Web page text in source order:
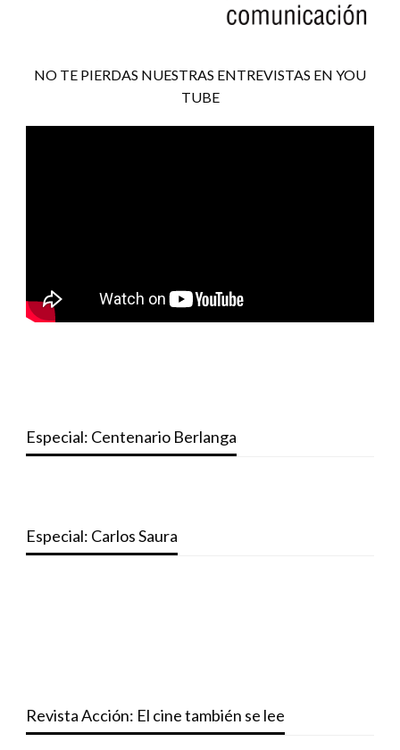
NO TE PIERDAS NUESTRAS ENTREVISTAS EN YOU
TUBE
Especial: Centenario Berlanga
Especial: Carlos Saura
Revista Acción: El cine también se lee